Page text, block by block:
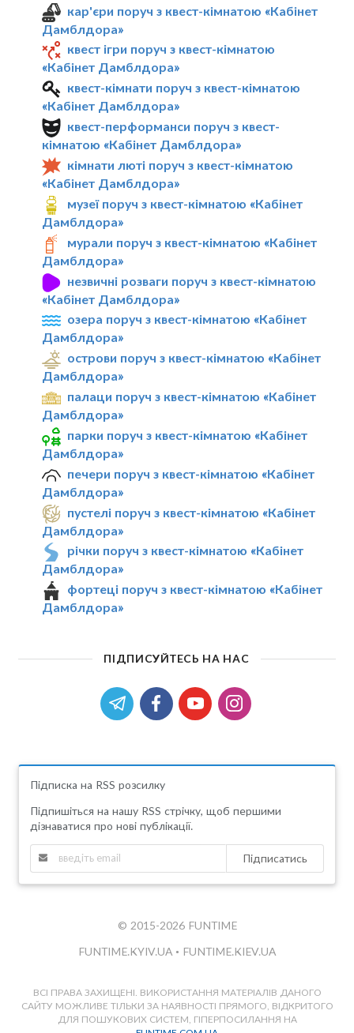
кар'єри поруч з квест-кімнатою «Кабінет
Дамблдора»
квест ігри поруч з квест-кімнатою
«Кабінет Дамблдора»
квест-кімнати поруч з квест-кімнатою
«Кабінет Дамблдора»
квест-перформанси поруч з квест-
кімнатою «Кабінет Дамблдора»
кімнати люті поруч з квест-кімнатою
«Кабінет Дамблдора»
музеї поруч з квест-кімнатою «Кабінет
Дамблдора»
мурали поруч з квест-кімнатою «Кабінет
Дамблдора»
незвичні розваги поруч з квест-кімнатою
«Кабінет Дамблдора»
озера поруч з квест-кімнатою «Кабінет
Дамблдора»
острови поруч з квест-кімнатою «Кабінет
Дамблдора»
палаци поруч з квест-кімнатою «Кабінет
Дамблдора»
парки поруч з квест-кімнатою «Кабінет
Дамблдора»
печери поруч з квест-кімнатою «Кабінет
Дамблдора»
пустелі поруч з квест-кімнатою «Кабінет
Дамблдора»
річки поруч з квест-кімнатою «Кабінет
Дамблдора»
фортеці поруч з квест-кімнатою «Кабінет
Дамблдора»
ПІДПИСУЙТЕСЬ НА НАС
Підписка на RSS розсилку
Підпишіться на нашу RSS стрічку, щоб першими
дізнаватися про нові публікації.
Підписатись
© 2015-2026 FUNTIME
FUNTIME.KYIV.UA • FUNTIME.KIEV.UA
ВСІ ПРАВА ЗАХИЩЕНІ. ВИКОРИСТАННЯ МАТЕРІАЛІВ ДАНОГО
САЙТУ МОЖЛИВЕ ТІЛЬКИ ЗА НАЯВНОСТІ ПРЯМОГО, ВІДКРИТОГО
ДЛЯ ПОШУКОВИХ СИСТЕМ, ГІПЕРПОСИЛАННЯ НА